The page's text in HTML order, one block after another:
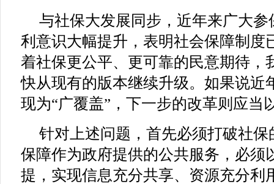
与社保大发展同步，近年来广大
利意识大幅提升，表明社会保障制度
着社保更公平、更可靠的民意期待，
快从现有的版本继续升级。如果说近
现为“广覆盖”，下一步的改革则应当
针对上述问题，首先必须打破社保
保障作为政府提供的公共服务，必须
提，实现信息充分共享、资源充分利